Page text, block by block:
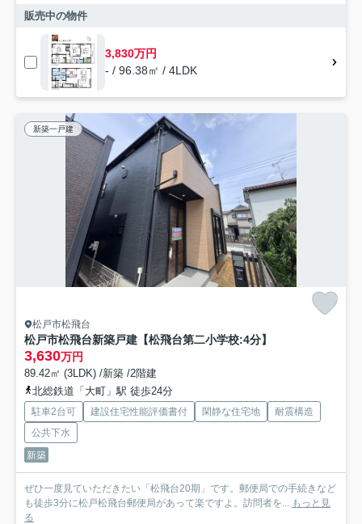
販売中の物件
3,830万円
- / 96.38㎡ / 4LDK
新築一戸建
松戸市松飛台
松戸市松飛台新築戸建【松飛台第二小学校:4分】
3,630万円
89.42㎡ (3LDK) /新築 /2階建
北総鉄道「大町」駅 徒歩24分
駐車2台可 建設住宅性能評価書付 閑静な住宅地
耐震構造
公共下水
新築
ぜひ一度見ていただきたい「松飛台20期」です。郵便局での手続きなど
も徒歩3分に松戸松飛台郵便局があって楽ですよ。訪問者を... もっと見
る